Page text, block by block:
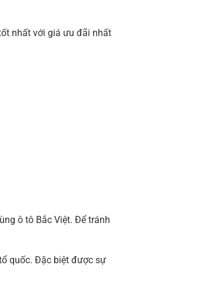
nhất với giá ưu đãi nhất
ô tô Bắc Việt. Để tránh
quốc. Đặc biệt được sự